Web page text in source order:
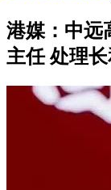
港媒：中远
主任 处理